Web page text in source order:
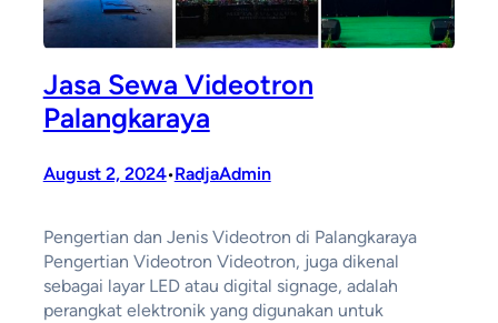
Jasa Sewa Videotron
Palangkaraya
August 2, 2024•RadjaAdmin
Pengertian dan Jenis Videotron di Palangkaraya
Pengertian Videotron Videotron, juga dikenal
sebagai layar LED atau digital signage, adalah
perangkat elektronik yang digunakan untuk